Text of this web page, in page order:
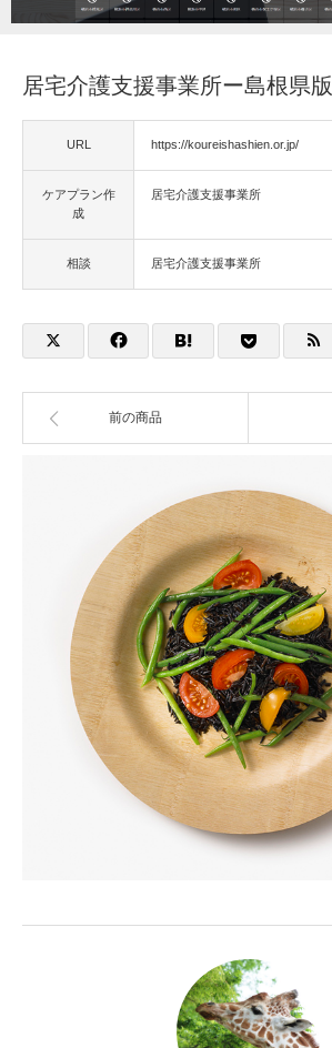
居宅介護支援事業所ー島根県版
URL https://koureishashien.or.jp/
ケアプラン作
成
居宅介護支援事業所
相談 居宅介護支援事業所
前の商品
住宅改修